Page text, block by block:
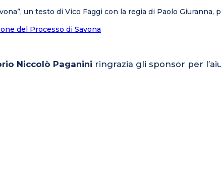
un testo di Vico Faggi con la regia di Paolo
del Processo di Savona
Niccolò Paganini ringrazia gli sponsor per